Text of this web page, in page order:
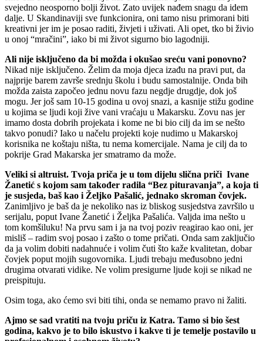
svejedno neosporno bolji život. Zato uvijek nađem snagu da idem
dalje. U Skandinaviji sve funkcionira, oni tamo nisu primorani biti
kreativni jer im je posao raditi, živjeti i uživati. Ali opet, tko bi živio
u onoj “mračini”, iako bi mi život sigurno bio lagodniji.
Ali nije isključeno da bi možda i okušao sreću vani ponovno?
Nikad nije isključeno. Želim da moja djeca izađu na pravi put, da
najprije barem završe srednju školu i budu samostalnije. Onda bih
možda zaista započeo jednu novu fazu negdje drugdje, dok još
mogu. Jer još sam 10-15 godina u ovoj snazi, a kasnije stižu godine
u kojima se ljudi koji žive vani vraćaju u Makarsku. Zovu nas jer
imamo dosta dobrih projekata i kome ne bi bio cilj da im se nešto
takvo ponudi? Iako u načelu projekti koje nudimo u Makarskoj
korisnika ne koštaju ništa, tu nema komercijale. Nama je cilj da to
pokrije Grad Makarska jer smatramo da može.
Veliki si altruist. Tvoja priča je u tom dijelu slična priči Ivane
Žanetić s kojom sam također radila “Bez pituravanja”, a koja ti
je susjeda, baš kao i Željko Pašalić, jednako skroman čovjek.
Zanimljivo je baš da je nekoliko nas iz bliskog susjedstva završilo u
serijalu, poput Ivane Žanetić i Željka Pašalića. Valjda ima nešto u
tom komšiluku! Na prvu sam i ja na tvoj poziv reagirao kao oni, jer
misliš – radim svoj posao i zašto o tome pričati. Onda sam zaključio
da ja volim dobiti nadahnuće i volim čuti što kaže kvalitetan, dobar
čovjek poput mojih sugovornika. Ljudi trebaju međusobno jedni
drugima otvarati vidike. Ne volim presigurne ljude koji se nikad ne
preispituju.
Osim toga, ako ćemo svi biti tihi, onda se nemamo pravo ni žaliti.
Ajmo se sad vratiti na tvoju priču iz Katra. Tamo si bio šest
godina, kakvo je to bilo iskustvo i kakve ti je temelje postavilo u